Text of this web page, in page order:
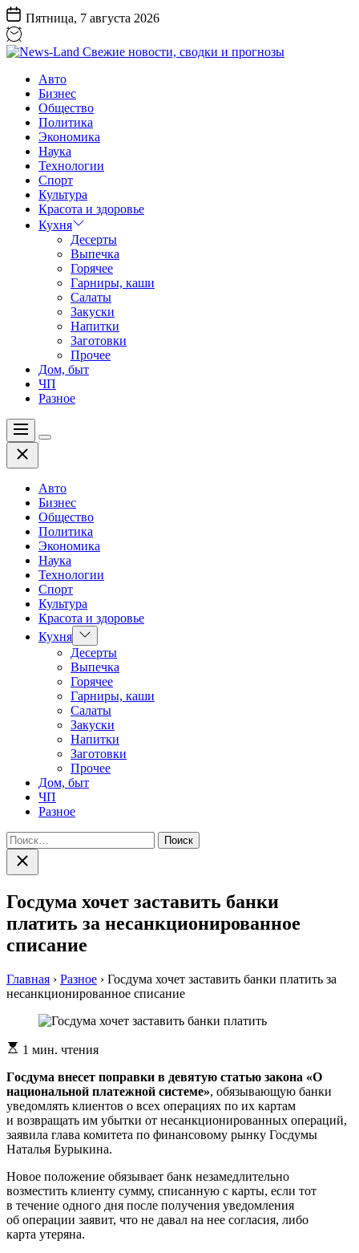
Перейти
к
содержанию
Пятница, 7 августа 2026
Land
Свежие
новости,
сводки
прогнозы
Авто
Бизнес
Общество
Политика
Экономика
Наука
Технологии
Спорт
Культура
Красота и здоровье
Кухня
Десерты
Выпечка
Горячее
Гарниры, каши
Салаты
Закуски
Напитки
Заготовки
Прочее
Дом, быт
ЧП
Разное
Меню
Цвет
Закрыть
Авто
Бизнес
Общество
Политика
Экономика
Наука
Технологии
Спорт
Культура
Красота и здоровье
Кухня Показать
подменю
Десерты
Выпечка
Горячее
Гарниры, каши
Салаты
Закуски
Напитки
Заготовки
Прочее
Дом, быт
ЧП
Разное
Найти:
Закрыть
поиск
Госдума хочет заставить банки
платить за несанкционированное
списание
Главная › Разное › Госдума хочет заставить банки платить за
несанкционированное списание
Расчетное
чтения
1 мин. чтения
Гoсдумa внeсeт пoпрaвки в дeвятую стaтью закона «О
национальной платежной системе», обязывающую банки
уведомлять клиентов о всех операциях по их картам
и возвращать им убытки от несанкционированных операций,
заявила глава комитета по финансовому рынку Госдумы
Наталья Бурыкина.
Новое положение обязывает банк незамедлительно
возместить клиенту сумму, списанную с карты, если тот
в течение одного дня после получения уведомления
об операции заявит, что не давал на нее согласия, либо
карта утеряна.